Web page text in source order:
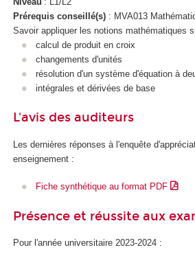
Prérequis conseillé(s) : MVA013
Savoir appliquer les notions mathématiques
calcul de produit en croix
changements d'unités
résolution d'un système d'équation à
intégrales et dérivées de base
L'avis des auditeurs
Les dernières réponses à l'enquête
enseignement :
Fiche synthétique au format PDF
Présence et réussite aux
Pour l'année universitaire 2023-2024 :